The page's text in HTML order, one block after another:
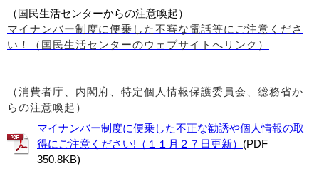
（国民生活センターからの注意喚起）
マイナンバー制度に便乗した不審な電話等にご注意くださ
い！（国民生活センターのウェブサイトへリンク ）
（消費者庁、内閣府、特定個人情報保護委員会、総務省か
らの注意喚起）
マイナンバー制度に便乗した不正な勧誘や個人情報の取
得にご注意ください!（１１月２７日更新） (PDF
350.8KB)